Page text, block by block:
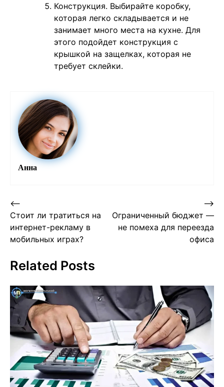
Конструкция. Выбирайте коробку,
которая легко складывается и не
занимает много места на кухне. Для
этого подойдет конструкция с
крышкой на защелках, которая не
требует склейки.
Анна
Post
navigation
⟵
Стоит ли тратиться на
интернет-рекламу в
мобильных играх?
Ограниченный бюджет —
не помеха для переезда
офиса
⟶
Related Posts